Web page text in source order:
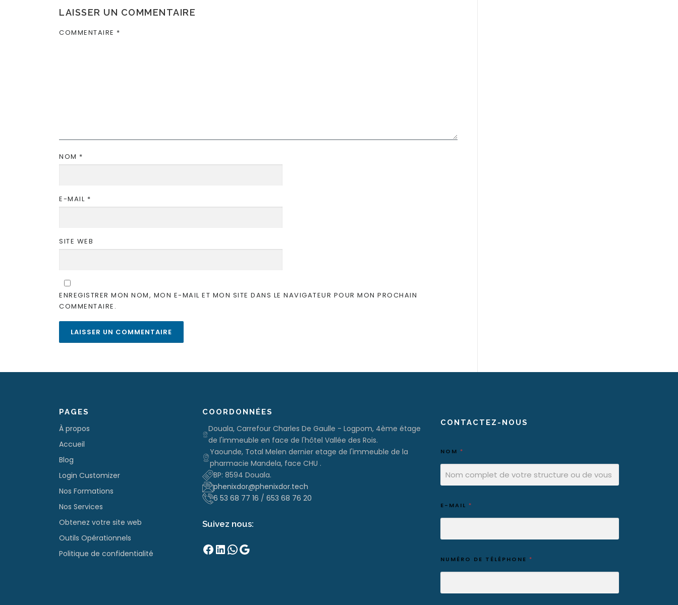
LAISSER UN COMMENTAIRE
COMMENTAIRE *
NOM *
E-MAIL *
SITE WEB
ENREGISTRER MON NOM, MON E-MAIL ET MON SITE DANS LE NAVIGATEUR POUR MON PROCHAIN
COMMENTAIRE.
PAGES
À propos
Accueil
Blog
Login Customizer
Nos Formations
Nos Services
Obtenez votre site web
Outils Opérationnels
Politique de confidentialité
COORDONNÉES
Douala, Carrefour Charles De Gaulle - Logpom, 4ème étage
de l'immeuble en face de l'hôtel Vallée des Rois.
Yaounde, Total Melen dernier etage de l'immeuble de la
pharmacie Mandela, face CHU .
BP: 8594 Douala.
phenixdor@phenixdor.tech
6 53 68 77 16 / 653 68 76 20
Suivez nous:
Facebook LinkedIn WhatsApp Google
CONTACTEZ-NOUS
NOM *
E-MAIL *
NUMÉRO DE TÉLÉPHONE *